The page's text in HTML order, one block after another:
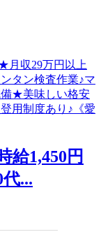
給1,450円
...